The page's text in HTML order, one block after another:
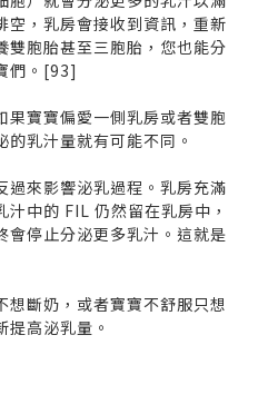
空，乳房會接收到資訊，重新
雙胞胎甚至三胞胎，您也能分
們。[93]
果寶寶偏愛一側乳房或者雙胞
乳汁量就有可能不同。
過來影響泌乳過程。乳房充滿
中的 FIL 仍然留在乳房中，
會停止分泌更多乳汁。這就是
想斷奶，或者寶寶不舒服只想
高泌乳量。